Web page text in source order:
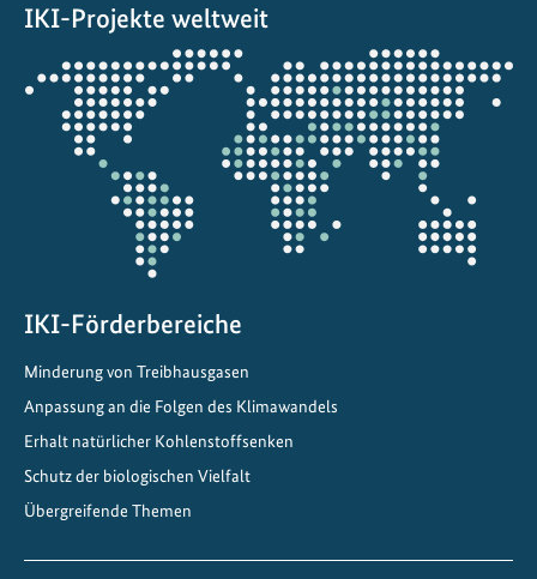
IKI-Projekte weltweit
Öffnet
die
Projektkarte
IKI-Förderbereiche
Minderung von Treibhausgasen
Anpassung an die Folgen des Klimawandels
Erhalt natürlicher Kohlenstoffsenken
Schutz der biologischen Vielfalt
Übergreifende Themen